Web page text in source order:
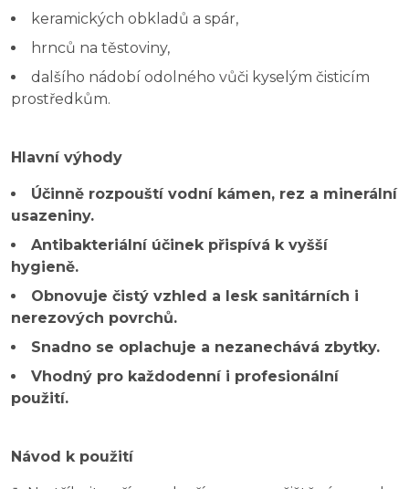
keramických obkladů a spár,
hrnců na těstoviny,
dalšího nádobí odolného vůči kyselým čisticím
prostředkům.
Hlavní výhody
Účinně rozpouští vodní kámen, rez a minerální
usazeniny.
Antibakteriální účinek přispívá k vyšší
hygieně.
Obnovuje čistý vzhled a lesk sanitárních i
nerezových povrchů.
Snadno se oplachuje a nezanechává zbytky.
Vhodný pro každodenní i profesionální
použití.
Návod k použití